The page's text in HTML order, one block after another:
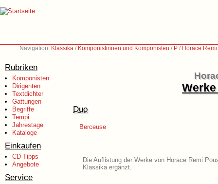
Navigation: Klassika / Komponistinnen und Komponisten / P / Horace
Rubriken
Komponisten
Dirigenten
Textdichter
Gattungen
Begriffe
Tempi
Jahrestage
Kataloge
Einkaufen
CD-Tipps
Angebote
Service
Duo
Berceuse
Die Auflistung der Werke von Horace Remi
Klassika ergänzt.